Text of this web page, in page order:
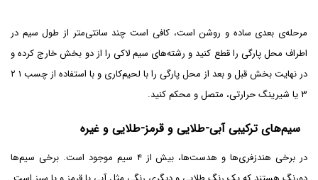
مرحله‌ی بعدی ساده و روشن است، کافی است چند سانتی‌متر از طول سیم در
اطراف محل پارگی را قطع کنید و رشته‌های سیم لاکی را از دو بخش خارج کرده و
در نهایت بخش قبل و بعد از محل پارگی را با لحیم‌کاری و با استفاده از چسب ۱ ۲
۳ یا شیرینگ حرارتی، متصل و محکم کنید.
سیم‌های ترکیبی آبی-طلایی و قرمز-طلایی و غیره
در برخی هندزفری‌ها و هدست‌ها، بیش از ۴ سیم موجود است. برخی سیم‌ها